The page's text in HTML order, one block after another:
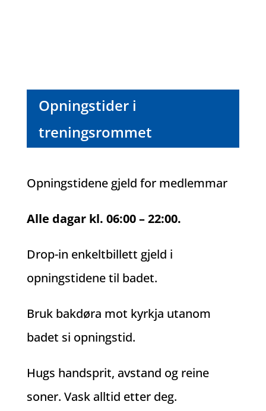
Opningstider i
treningsrommet
Opningstidene gjeld for medlemmar
Alle dagar kl. 06:00 – 22:00.
Drop-in enkeltbillett gjeld i
opningstidene til badet.
Bruk bakdøra mot kyrkja utanom
badet si opningstid.
Hugs handsprit, avstand og reine
soner. Vask alltid etter deg.